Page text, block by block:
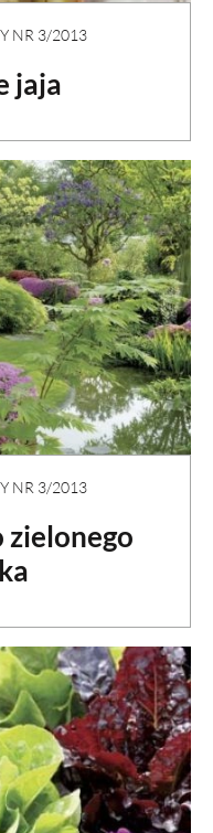
NR 3/2013
jaja
NR 3/2013
zielonego